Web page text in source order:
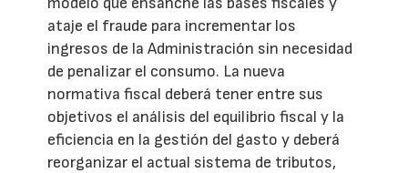
ataje el fraude para incrementar los
ingresos de la Administración sin necesidad
de penalizar el consumo. La nueva
normativa fiscal deberá tener entre sus
objetivos el análisis del equilibrio fiscal y la
eficiencia en la gestión del gasto y deberá
reorganizar el actual sistema de tributos,